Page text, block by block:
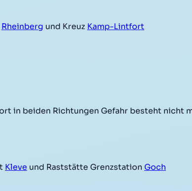
Rheinberg und Kreuz Kamp-Lintfort
in beiden Richtungen Gefahr besteht nicht
Kleve und Raststätte Grenzstation Goch